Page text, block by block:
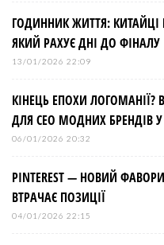
ГОДИННИК ЖИТТЯ:
ЯКИЙ РАХУЄ ДНІ ДО ФІНАЛУ
13/01/2026 22:09
КІНЕЦЬ ЕПОХИ ЛОГОМАНІЇ?
ДЛЯ СЕО МОДНИХ БРЕНДІВ
06/01/2026 20:32
PINTEREST — НОВИЙ
ВТРАЧАЄ ПОЗИЦІЇ
04/01/2026 22:15